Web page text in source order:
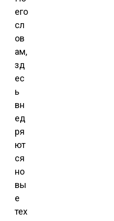
его
сл
ов
ам,
зд
ес
ь
вн
ед
ря
ют
ся
но
вы
е
тех